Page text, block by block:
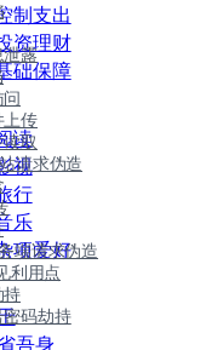
制支出
资理财
础保障
读
视
行
乐
项爱好
吾身
泄露
上传
取
请求伪造
端请求伪造
利用点
持
码劫持